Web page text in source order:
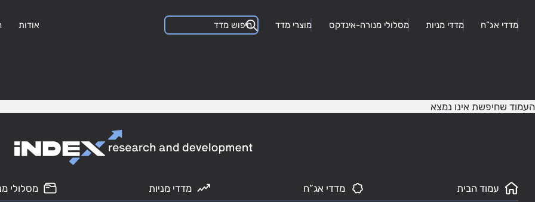
מדדי אג”ח מדדי מניות מסלולי מנורה-אינדקס מוצרי מדד אודות
העמוד שחיפשת אינו נמצא
עמוד הבית מדדי אג”ח מדדי מניות מסלולי